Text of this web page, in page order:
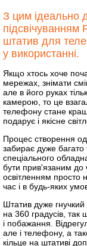
З цим ідеально
штатив для
у використанні.
Якщо хтось хоче
мережах, знімати
але в його руках
камерою, то це
телефону стане
подарує і якісне
Процес створення
забирає дуже
спеціального
бути прив'язаним до
освітленням просто
час і в будь-яких
Штатив дуже
на 360 градусів, так
і побажання.
але і телефону, а
кільце на штативі